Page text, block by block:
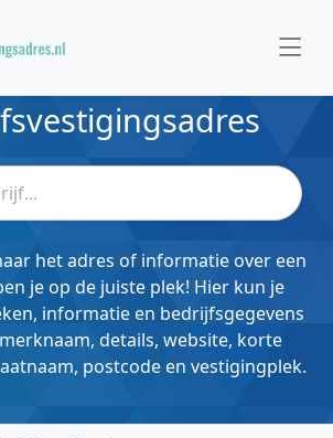
het adres of informatie over een
je op de juiste plek! Hier kun je
informatie en bedrijfsgegevens
details, website, korte
postcode en vestigingplek.